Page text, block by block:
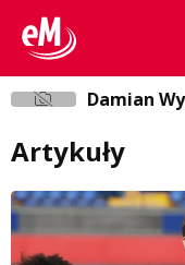
Damian
Artykuły